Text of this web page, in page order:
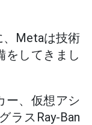
、Metaは技術
をしてきまし
ー、仮想アシ
ラスRay-Ban